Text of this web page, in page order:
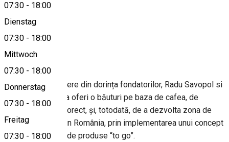
07:30 - 18:00
Dienstag
07:30 - 18:00
Mittwoch
07:30 - 18:00
Donnerstag
07:30 - 18:00
Freitag
07:30 - 18:00
View on map
About
5 to go a luat naștere din dorința fondatorilor, Radu Savopol si
Lucian Bădilă de a oferi o băuturi pe baza de cafea, de
calitate la prețul corect, și, totodată, de a dezvolta zona de
consum stradal din România, prin implementarea unui concept
aproape exclusiv de produse “to go”.